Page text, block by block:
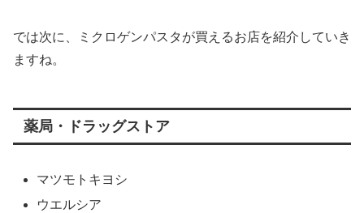
では次に、ミクロゲンパスタが買えるお店を紹介していき
ますね。
薬局・ドラッグストア
マツモトキヨシ
ウエルシア